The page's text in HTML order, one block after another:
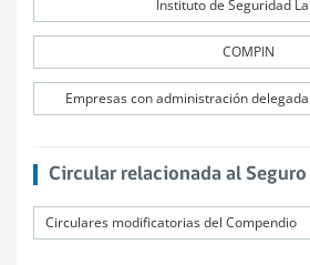
Instituto de Seguridad
COMPIN
Empresas con administración
Circular relacionada al
Circulares modificatorias del Compendio